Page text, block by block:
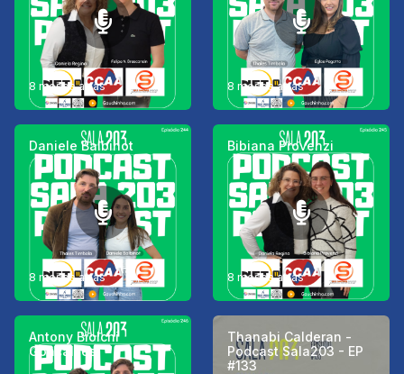
8 meses atrás 8 meses atrás
Daniele Balbinot
8 meses atrás
Bibiana Provenzi
8 meses atrás
Antony Biolchi
Gonçalves
Thanabi Calderan -
Podcast Sala203 - EP
#133